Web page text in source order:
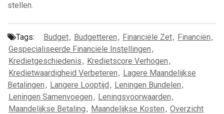
stellen.
Tags: Budget, Budgetteren, Financiële Zet, Financiën,
Gespecialiseerde Financiële Instellingen,
Kredietgeschiedenis, Kredietscore Verhogen,
Kredietwaardigheid Verbeteren, Lagere Maandelijkse
Betalingen, Langere Looptijd, Leningen Bundelen,
Leningen Samenvoegen, Leningsvoorwaarden,
Maandelijkse Betaling, Maandelijkse Kosten, Overzicht